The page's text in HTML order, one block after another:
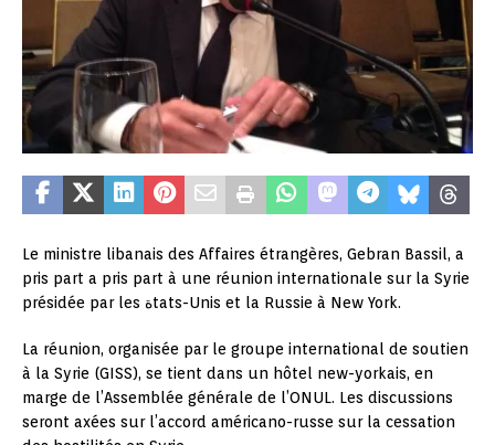
Le ministre libanais des Affaires étrangères, Gebran Bassil, a
pris part a pris part à une réunion internationale sur la Syrie
présidée par les ةtats-Unis et la Russie à New York.
La réunion, organisée par le groupe international de soutien
à la Syrie (GISS), se tient dans un hôtel new-yorkais, en
marge de l’Assemblée générale de l’ONUL. Les discussions
seront axées sur l’accord américano-russe sur la cessation